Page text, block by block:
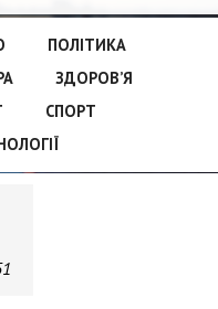
ПОЛІТИКА
ЗДОРОВ’Я
СПОРТ